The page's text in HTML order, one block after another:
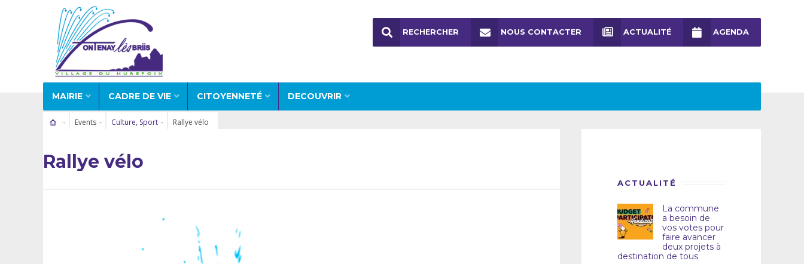
MAIRIE CADRE DE VIE CITOYENNETÉ DECOUVRIR
RECHERCHER NOUS CONTACTER ACTUALITÉ AGENDA
Events Culture, Sport Rallye vélo
Rallye vélo
ACTUALITÉ
La commune
a besoin de
vos votes pour
faire avancer
deux projets à
destination de tous